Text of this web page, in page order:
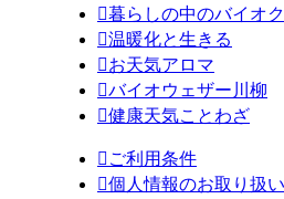
暮らしの中のバイオ
温暖化と生きる
お天気アロマ
バイオウェザー川柳
健康天気ことわざ
 ご利用条件
個人情報のお取り扱